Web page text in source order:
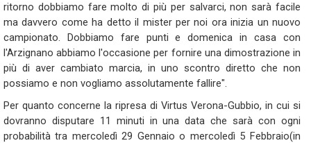
ritorno dobbiamo fare molto di più per salvarci, non sarà facile
ma davvero come ha detto il mister per noi ora inizia un nuovo
campionato. Dobbiamo fare punti e domenica in casa con
l'Arzignano abbiamo l'occasione per fornire una dimostrazione in
più di aver cambiato marcia, in uno scontro diretto che non
possiamo e non vogliamo assolutamente fallire".
Per quanto concerne la ripresa di Virtus Verona-Gubbio, in cui si
dovranno disputare 11 minuti in una data che sarà con ogni
probabilità tra mercoledì 29 Gennaio o mercoledì 5 Febbraio(in